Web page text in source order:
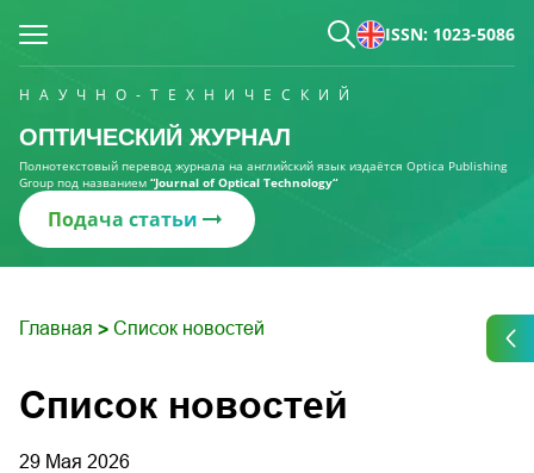
ISSN: 1023-5086
НАУЧНО-ТЕХНИЧЕСКИЙ
ОПТИЧЕСКИЙ ЖУРНАЛ
Полнотекстовый перевод журнала на английский язык издаётся Optica Publishing
Group под названием “Journal of Optical Technology“
Подача статьи
Главная > Список новостей
Список новостей
29 Мая 2026